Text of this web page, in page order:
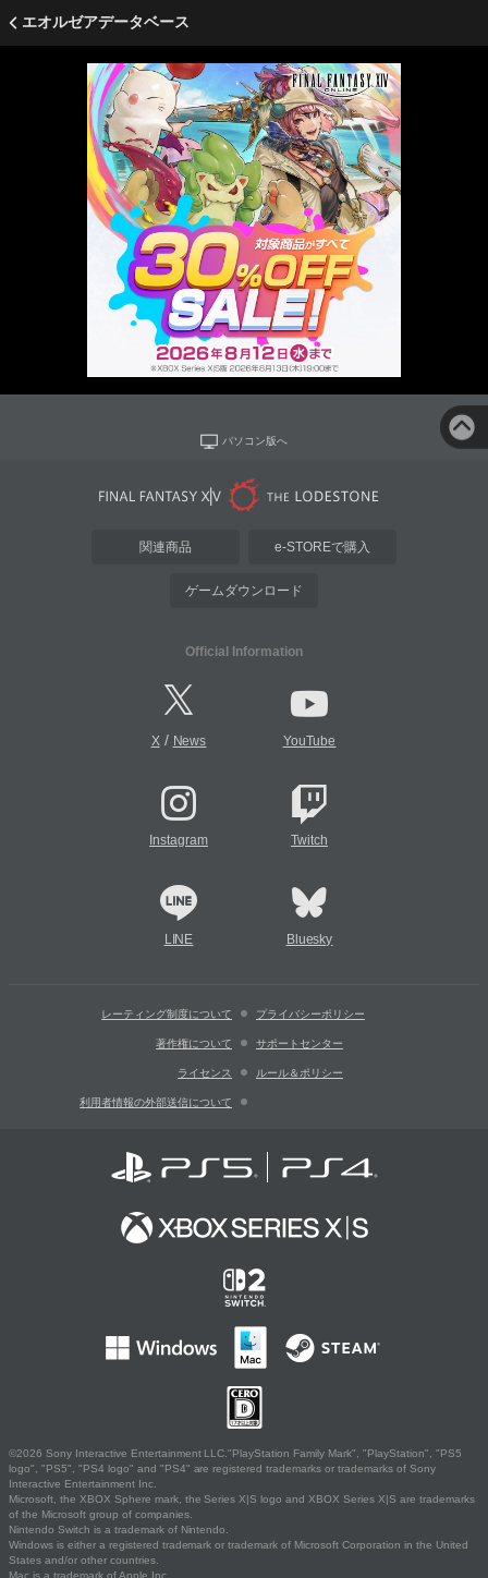
エオルゼアデータベース
パソコン版へ
関連商品 e-STOREで購入
ゲームダウンロード
Official Information
X/ News YouTube
Instagram Twitch
LINE Bluesky
レーティング制度について プライバシーポリシー
著作権について サポートセンター
ライセンス ルール＆ポリシー
利用者情報の外部送信について
©2026 Sony Interactive Entertainment LLC."PlayStation Family Mark", "PlayStation", "PS5
logo", "PS5", "PS4 logo" and "PS4" are registered trademarks or trademarks of Sony
Interactive Entertainment Inc.
Microsoft, the XBOX Sphere mark, the Series X|S logo and XBOX Series X|S are trademarks
of the Microsoft group of companies.
Nintendo Switch is a trademark of Nintendo.
Windows is either a registered trademark or trademark of Microsoft Corporation in the United
States and/or other countries.
Mac is a trademark of Apple Inc.